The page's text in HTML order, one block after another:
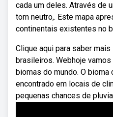
cada um deles. Através de
tom neutro,. Este mapa
continentais existentes no
Clique aqui para saber
brasileiros. Webhoje
biomas do mundo. O
encontrado em locais de
pequenas chances de